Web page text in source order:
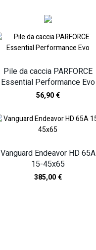
Pile da caccia PARFORCE
Essential Performance Evo
56,90€
Vanguard Endeavor HD 65A
15-45x65
385,00€